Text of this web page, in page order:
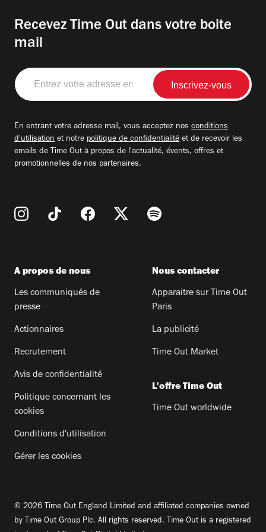
Recevez Time Out dans votre boite
mail
Entrez
votre
adresse
En entrant votre adresse mail, vous acceptez nos conditions
d'utilisation et notre politique de confidentialité et de recevoir les
emails de Time Out à propos de l'actualité, évents, offres et
promotionnelles de nos partenaires.
A propos de nous
Les communiqués de
presse
Actionnaires
Recrutement
Avis de confidentialité
Politique concernant les
cookies
Conditions d'utilisation
Gérer les cookies
Nous contacter
Apparaitre sur Time Out
Paris
La publicité
Time Out Market
L'offre Time Out
Time Out worldwide
© 2026 Time Out England Limited and affiliated companies owned
by Time Out Group Plc. All rights reserved. Time Out is a registered